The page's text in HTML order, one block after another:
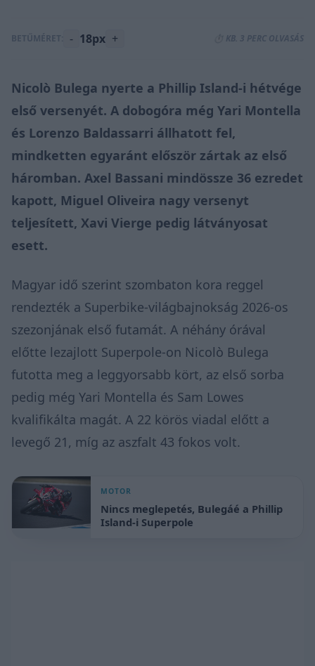
BETŰMÉRET: - 18px + ⏱️ KB. 3 PERC OLVASÁS
Nicolò Bulega nyerte a Phillip Island-i hétvége
első versenyét. A dobogóra még Yari Montella
és Lorenzo Baldassarri állhatott fel,
mindketten egyaránt először zártak az első
háromban. Axel Bassani mindössze 36 ezredet
kapott, Miguel Oliveira nagy versenyt
teljesített, Xavi Vierge pedig látványosat
esett.
Magyar idő szerint szombaton kora reggel
rendezték a Superbike-világbajnokság 2026-os
szezonjának első futamát. A néhány órával
előtte lezajlott Superpole-on Nicolò Bulega
futotta meg a leggyorsabb kört, az első sorba
pedig még Yari Montella és Sam Lowes
kvalifikálta magát. A 22 körös viadal előtt a
levegő 21, míg az aszfalt 43 fokos volt.
MOTOR
Nincs meglepetés, Bulegáé a Phillip
Island-i Superpole